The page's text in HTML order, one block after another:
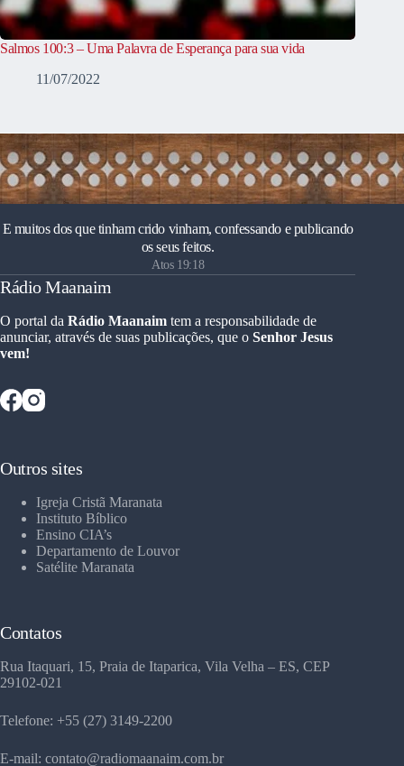
Salmos 100:3 – Uma Palavra de Esperança para sua vida
11/07/2022
E muitos dos que tinham crido vinham, confessando e publicando
os seus feitos.
Atos 19:18
Rádio Maanaim
O portal da Rádio Maanaim tem a responsabilidade de
anunciar, através de suas publicações, que o Senhor Jesus
vem!
Outros sites
Igreja Cristã Maranata
Instituto Bíblico
Ensino CIA’s
Departamento de Louvor
Satélite Maranata
Contatos
Rua Itaquari, 15, Praia de Itaparica, Vila Velha – ES, CEP
29102-021
Telefone: +55 (27) 3149-2200
E-mail: contato@radiomaanaim.com.br